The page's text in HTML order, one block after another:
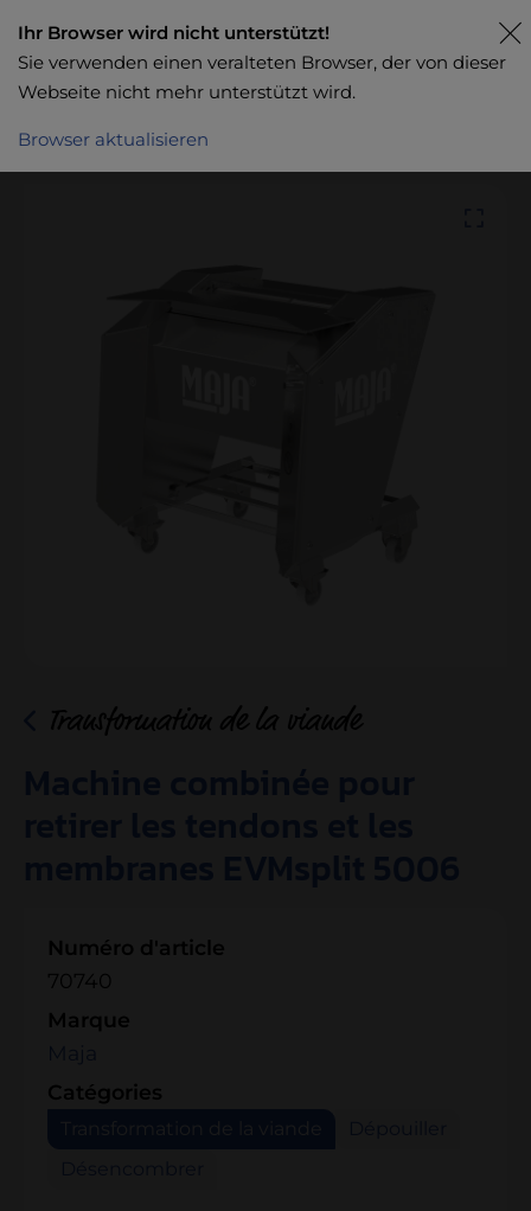
Transformation de la viande
Numéro d'article
70740
Marque
Catégories
Ihr Browser wird nicht unterstützt!
Sie verwenden einen veralteten Browser, der von dieser
Webseite nicht mehr unterstützt wird.
Browser aktualisieren